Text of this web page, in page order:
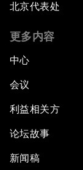
北京代表处
更多内容
中心
会议
利益相关方
论坛故事
新闻稿